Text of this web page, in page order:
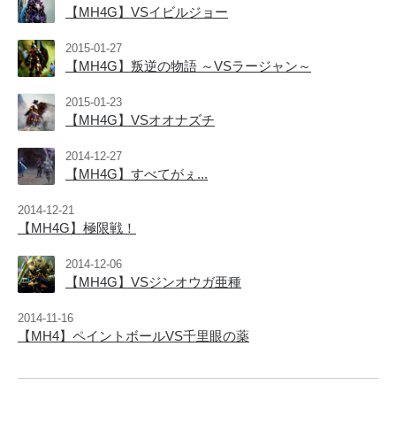
【MH4G】VSイビルジョー
2015-01-27
【MH4G】叛逆の物語 ～VSラージャン～
2015-01-23
【MH4G】VSオオナズチ
2014-12-27
【MH4G】すべてがぇ...
2014-12-21
【MH4G】極限戦！
2014-12-06
【MH4G】VSジンオウガ亜種
2014-11-16
【MH4】ペイントボールVS千里眼の薬